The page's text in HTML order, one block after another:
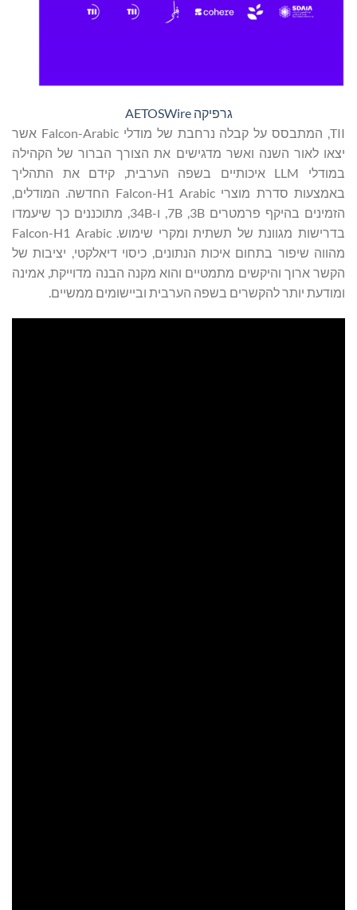
גרפיקה AETOSWire
TII, המתבסס על קבלה נרחבת של מודלי Falcon-Arabic אשר
יצאו לאור השנה ואשר מדגישים את הצורך הברור של הקהילה
במודלי LLM איכותיים בשפה הערבית, קידם את התהליך
באמצעות סדרת מוצרי Falcon-H1 Arabic החדשה. המודלים,
הזמינים בהיקף פרמטרים 3B, ‏7B, ו-34B, מתוכננים כך שיעמדו
בדרישות מגוונת של תשתית ומקרי שימוש. Falcon-H1 Arabic
מהווה שיפור בתחום איכות הנתונים, כיסוי דיאלקטי, יציבות של
הקשר ארוך והיקשים מתמטיים והוא מקנה הבנה מדוייקת, אמינה
ומודעת יותר להקשרים בשפה הערבית וביישומים ממשיים.